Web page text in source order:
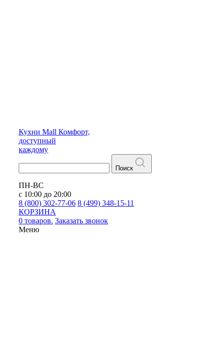
Кухни Mall Комфорт,
доступный
каждому
Поиск
ПН-ВС
с 10:00 до 20:00
8 (800) 302-77-06 8 (499) 348-15-11
КОРЗИНА
0 товаров. Заказать звонок
Меню